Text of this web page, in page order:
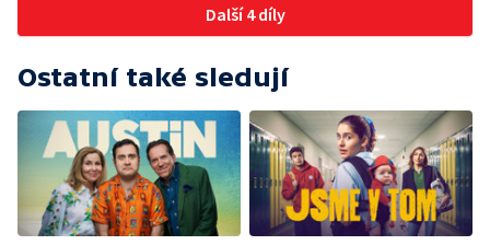
Další 4 díly
Ostatní také sledují